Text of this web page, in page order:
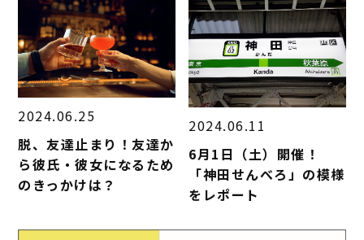
2024.06.25
脱、友達止まり！友達か
ら彼氏・彼女になるため
のきっかけは？
2024.06.11
6月1日（土）開催！
「神田せんべろ」の模様
をレポート